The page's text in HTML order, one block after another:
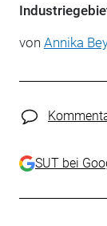
von Annika
SUT bei